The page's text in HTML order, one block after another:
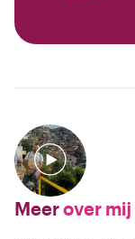
Meerover mij